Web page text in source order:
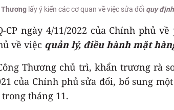
Thương lấy ý kiến các cơ quan về việc sửa đổi quy
ngày 4/11/2022 của Chính phủ
về việc quản lý, điều hành mặt
Thương chủ trì, khẩn trương rà
của Chính phủ sửa đổi, bổ sung
tháng 11.